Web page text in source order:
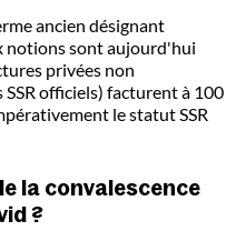
ancien désignant
notions sont aujourd'hui
privées non
officiels) facturent à 100
le statut SSR
la convalescence
?